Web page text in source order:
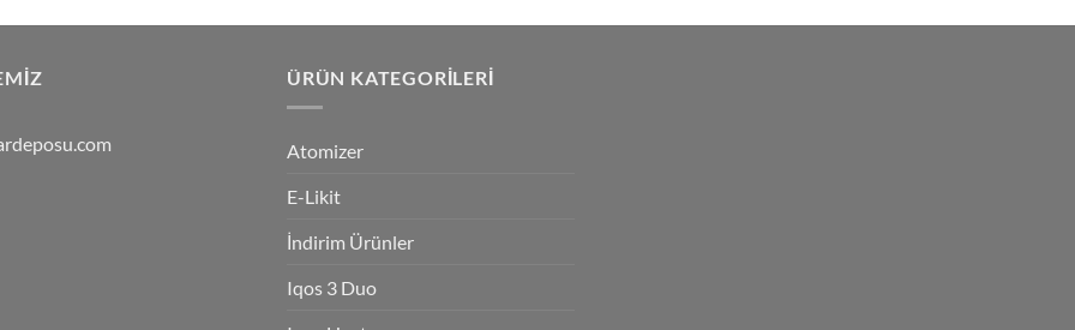
ÜRÜN KATEGORILERI
Atomizer
E-Likit
İndirim Ürünler
Iqos 3 Duo